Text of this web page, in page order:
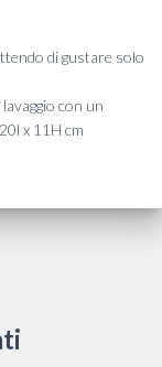
di gustare solo
con un
x 11H cm